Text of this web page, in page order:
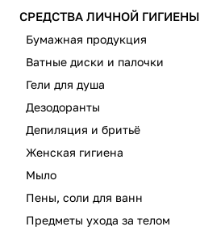
СРЕДСТВА ЛИЧНОЙ ГИГИЕНЫ
Бумажная продукция
Ватные диски и палочки
Гели для душа
Дезодоранты
Депиляция и бритьё
Женская гигиена
Мыло
Пены, соли для ванн
Предметы ухода за телом